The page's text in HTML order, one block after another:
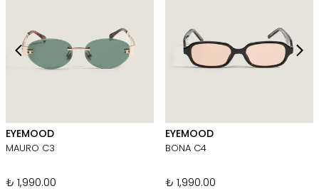
EYEMOOD
MAURO C3
₺ 1,990.00
EYEMOOD
BONA C4
₺ 1,990.00